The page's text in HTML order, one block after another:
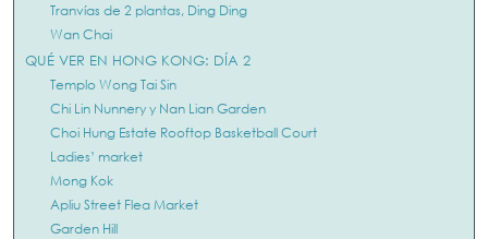
Tranvías de 2 plantas, Ding Ding
Wan Chai
QUÉ VER EN HONG KONG: DÍA 2
Templo Wong Tai Sin
Chi Lin Nunnery y Nan Lian Garden
Choi Hung Estate Rooftop Basketball Court
Ladies’ market
Mong Kok
Apliu Street Flea Market
Garden Hill